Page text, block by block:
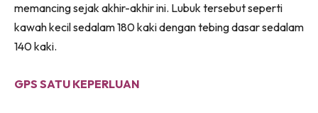
memancing sejak akhir-akhir ini. Lubuk tersebut seperti
kawah kecil sedalam 180 kaki dengan tebing dasar sedalam
140 kaki.
GPS SATU KEPERLUAN